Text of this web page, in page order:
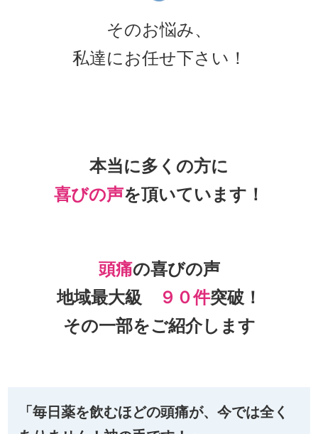
そのお悩み、
私達にお任せ下さい！
本当に多くの方に
喜びの声を頂いています！
頭痛の喜びの声
地域最大級
９０件突破！
その一部をご紹介します
「毎日薬を飲むほどの頭痛が、今では全く